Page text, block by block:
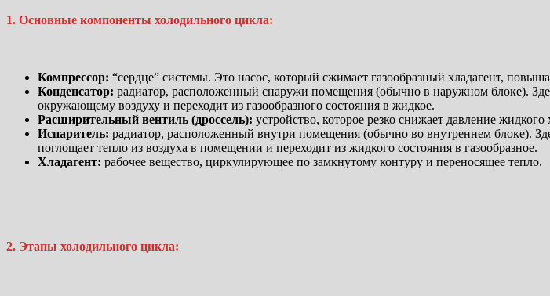
1. Основные компоненты холодильного цикла:
Компрессор: “сердце” системы. Это насос, который сжимает газообразный хладагент,
Конденсатор: радиатор, расположенный снаружи помещения (обычно в наружном блоке).
окружающему воздуху и переходит из газообразного состояния в жидкое.
Расширительный вентиль (дроссель): устройство, которое резко снижает давление
Испаритель: радиатор, расположенный внутри помещения (обычно во внутреннем блоке).
поглощает тепло из воздуха в помещении и переходит из жидкого состояния в газообразное.
Хладагент: рабочее вещество, циркулирующее по замкнутому контуру и переносящее тепло.
2. Этапы холодильного цикла: